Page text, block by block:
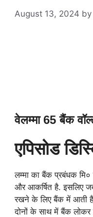
August 13, 2024 by
वेलम्मा 65 बैंक
एपिसोड
लम्मा का बैंक प्रबंधक
और आकर्षित है. इसलिए
रखने के लिए बैंक में आती
दोनों के साथ में बैंक लोकर